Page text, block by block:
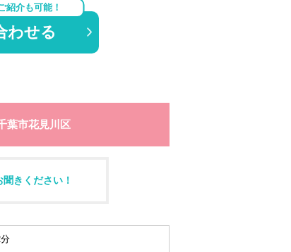
紹介も可能！
わせる
葉市花見川区
きください！